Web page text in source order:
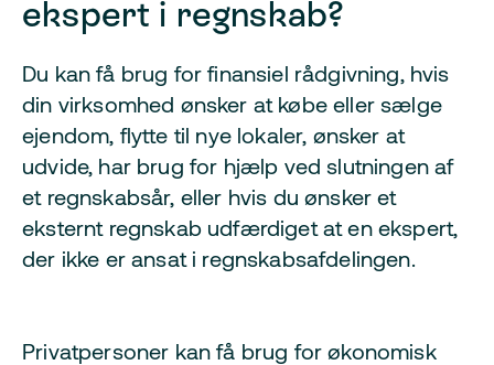
ekspert i regnskab?
Du kan få brug for finansiel rådgivning, hvis
din virksomhed ønsker at købe eller sælge
ejendom, flytte til nye lokaler, ønsker at
udvide, har brug for hjælp ved slutningen af
et regnskabsår, eller hvis du ønsker et
eksternt regnskab udfærdiget at en ekspert,
der ikke er ansat i regnskabsafdelingen.
Privatpersoner kan få brug for økonomisk